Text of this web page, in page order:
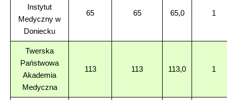
Instytut
Medyczny w
Doniecku
65 65 65,0 1
Twerska
Państwowa
Akademia
Medyczna
113 113 113,0 1